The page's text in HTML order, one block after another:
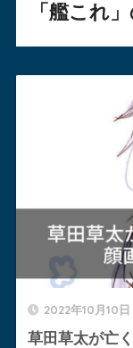
「艦これ
2022年10月10日
草田草太が亡